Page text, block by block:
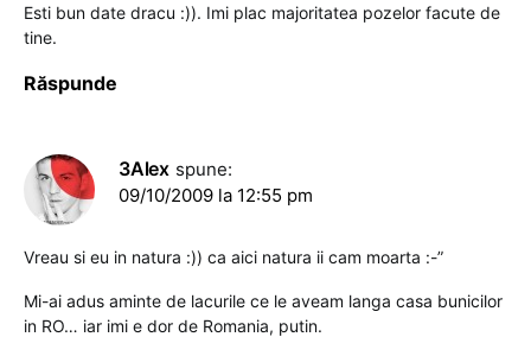
Esti bun date dracu :)). Imi plac majoritatea pozelor facute de
tine.
Răspunde
3Alex spune:
09/10/2009 la 12:55 pm
Vreau si eu in natura :)) ca aici natura ii cam moarta :-”
Mi-ai adus aminte de lacurile ce le aveam langa casa bunicilor
in RO… iar imi e dor de Romania, putin.